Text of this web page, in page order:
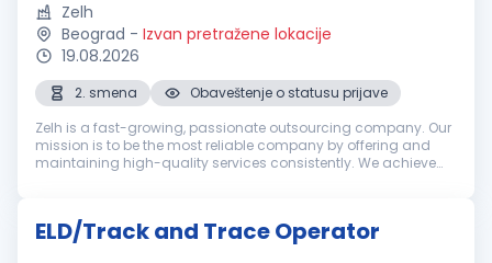
Zelh
Beograd - Izvan pretražene lokacije
19.08.2026
2. smena
Obaveštenje o statusu prijave
Zelh is a fast-growing, passionate outsourcing company. Our
mission is to be the most reliable company by offering and
maintaining high-quality services consistently. We achieve
ELD/Track and Trace Operator